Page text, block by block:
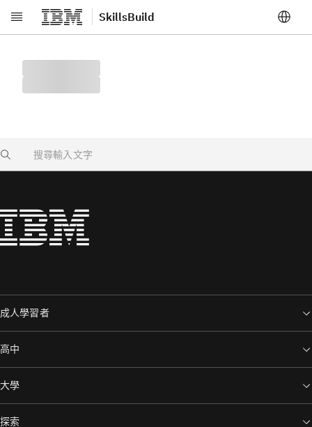
跳至主要內容 SkillsBuild
Search
成人學習者
高中
大學
探索